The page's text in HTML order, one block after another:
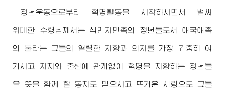
청년운동으로부터 혁명활동을 시작하시면서 벌써
위대한 수령님께서 는 식민지민족의 청년들로서 애국애족
의 불타는 그들의 열렬한 지향과 의지를 가장 귀중히 여
기시고 처지와 출신에 관계없이 혁명을 지향하는 청년들
을 뜻을 함께 할 동지로 믿으시고 뜨거운 사랑으로 그들